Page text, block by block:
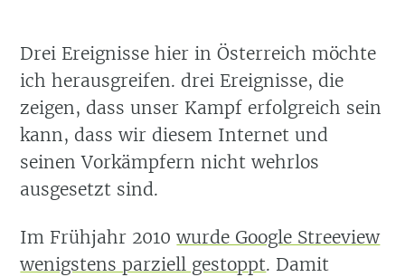
Drei Ereignisse hier in Österreich möchte
ich herausgreifen. drei Ereignisse, die
zeigen, dass unser Kampf erfolgreich sein
kann, dass wir diesem Internet und
seinen Vorkämpfern nicht wehrlos
ausgesetzt sind.
Im Frühjahr 2010wurde Google Streeview
wenigstens parziell gestoppt. Damit